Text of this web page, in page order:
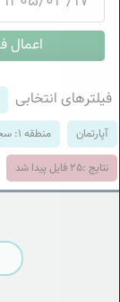
فیلترهای انتخابی
آپارتمان منطقه 1: سجاد
نتایج :25 فایل پیدا شد